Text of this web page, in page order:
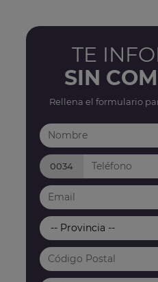
TE
SIN
Rellena el formulario
0034